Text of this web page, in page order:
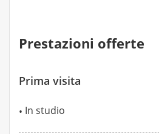
Prestazioni offerte
Prima visita
In studio